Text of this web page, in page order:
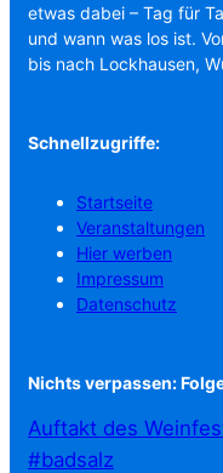
etwas dabei – Tag für
und wann was los ist.
bis nach Lockhausen,
Schnellzugriffe:
Startseite
Veranstaltungen
Hier werben
Impressum
Datenschutz
Nichts verpassen:
Auftakt des
#badsalz